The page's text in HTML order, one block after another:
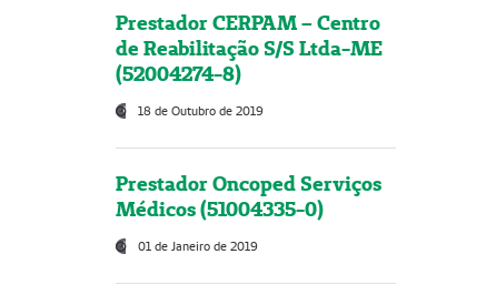
Prestador CERPAM – Centro
de Reabilitação S/S Ltda-ME
(52004274-8)
18 de Outubro de 2019
Prestador Oncoped Serviços
Médicos (51004335-0)
01 de Janeiro de 2019